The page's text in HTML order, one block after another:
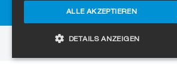
Cookie-Einstellungen
LATVIAN
LITHUANIAN
ALLE AKZEPTIEREN
DETAILS ANZEIGEN